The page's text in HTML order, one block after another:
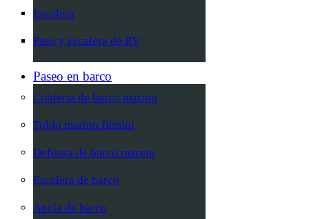
Escalera
Paso y escalera de RV
Paseo en barco
Cubierta de barco marino
Toldo marino Bimini
Defensa de barco marino
Escalera de barco
Ancla de barco